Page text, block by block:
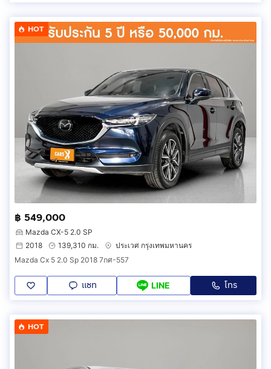
HOT
฿ 549,000
Mazda CX-5 2.0 SP
2018
139,310 กม.
ประเวศ กรุงเทพมหานคร
Mazda Cx 5 2.0 Sp 2018 7กศ-557
แชท LINE โทร
HOT